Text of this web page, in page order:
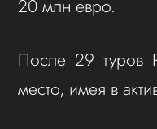
20 млн евро.
После 29 туров
место, имея в